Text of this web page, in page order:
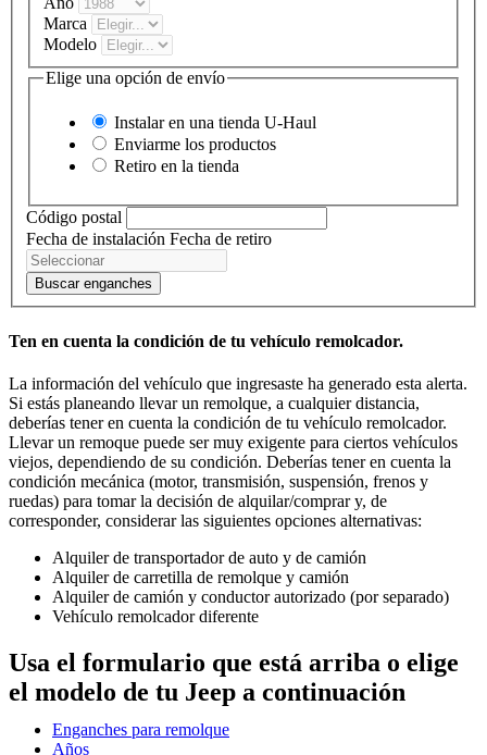
Marca
Modelo
Elige una opción de envío
Instalar en una tienda U-Haul
Enviarme los productos
Retiro en la tienda
Código postal
Fecha de instalación Fecha de retiro
Buscar enganches
Ten en cuenta la condición de tu vehículo remolcador.
La información del vehículo que ingresaste ha generado esta alerta.
Si estás planeando llevar un remolque, a cualquier distancia,
deberías tener en cuenta la condición de tu vehículo remolcador.
Llevar un remoque puede ser muy exigente para ciertos vehículos
viejos, dependiendo de su condición. Deberías tener en cuenta la
condición mecánica (motor, transmisión, suspensión, frenos y
ruedas) para tomar la decisión de alquilar/comprar y, de
corresponder, considerar las siguientes opciones alternativas:
Alquiler de transportador de auto y de camión
Alquiler de carretilla de remolque y camión
Alquiler de camión y conductor autorizado (por separado)
Vehículo remolcador diferente
Usa el formulario que está arriba o elige
el modelo de tu Jeep a continuación
Enganches para remolque
Años